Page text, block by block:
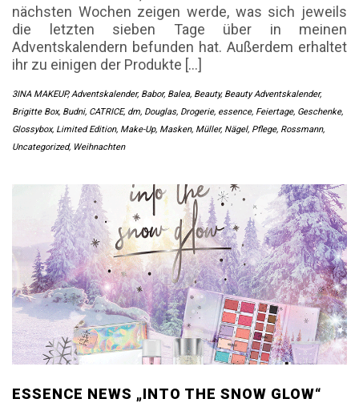
nächsten Wochen zeigen werde, was sich jeweils
die letzten sieben Tage über in meinen
Adventskalendern befunden hat. Außerdem erhaltet
ihr zu einigen der Produkte […]
3INA MAKEUP, Adventskalender, Babor, Balea, Beauty, Beauty Adventskalender,
Brigitte Box, Budni, CATRICE, dm, Douglas, Drogerie, essence, Feiertage, Geschenke,
Glossybox, Limited Edition, Make-Up, Masken, Müller, Nägel, Pflege, Rossmann,
Uncategorized, Weihnachten
ESSENCE NEWS „INTO THE SNOW GLOW“